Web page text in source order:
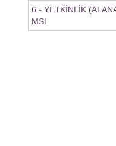
6 - YETKİNLİK
MSL